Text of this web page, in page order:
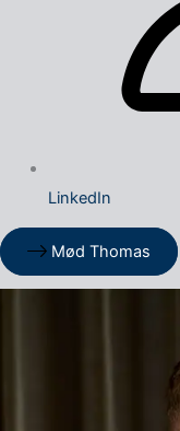
LinkedIn
Mød Thomas